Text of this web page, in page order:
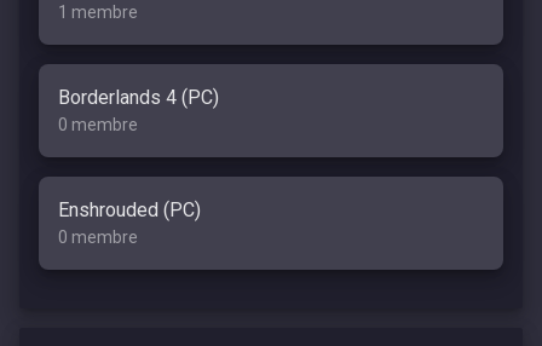
1 membre
Borderlands 4 (PC)
0 membre
Enshrouded (PC)
0 membre